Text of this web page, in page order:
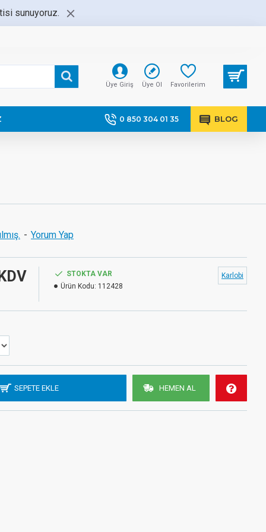
sunuyoruz.
Üye Giriş Üye Ol Favorilerim
0 850 304 01 35 BLOG
- Yorum Yap
STOKTA VAR
Ürün Kodu: 112428
Karlobi
SEPETE EKLE HEMEN AL